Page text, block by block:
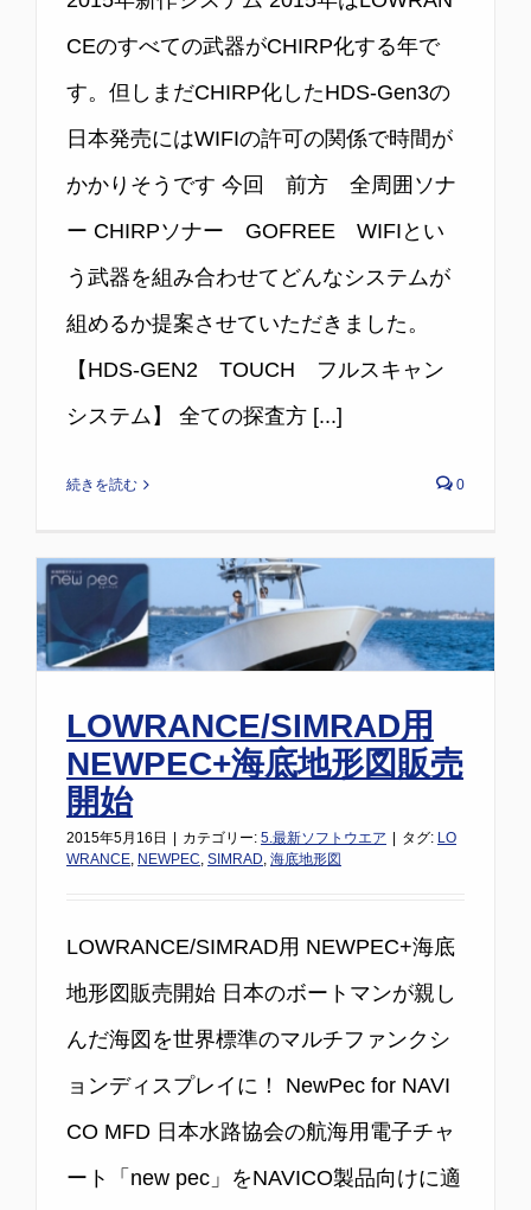
CEのすべての武器がCHIRP化する年で
す。但しまだCHIRP化したHDS-Gen3の
日本発売にはWIFIの許可の関係で時間が
かかりそうです 今回 前方 全周囲ソナ
ー CHIRPソナー GOFREE WIFIとい
う武器を組み合わせてどんなシステムが
組めるか提案させていただきました。
【HDS-GEN2 TOUCH フルスキャン
システム】 全ての探査方 [...]
続きを読む 0
LOWRANCE/SIMRAD用
NEWPEC+海底地形図販売
開始
2015年5月16日 | カテゴリー: 5.最新ソフトウエア | タグ: LO
WRANCE NEWPEC SIMRAD 海底地形図
LOWRANCE/SIMRAD用 NEWPEC+海底
地形図販売開始 日本のボートマンが親し
んだ海図を世界標準のマルチファンクシ
ョンディスプレイに！ NewPec for NAVI
CO MFD 日本水路協会の航海用電子チャ
ート「new pec」をNAVICO製品向けに適